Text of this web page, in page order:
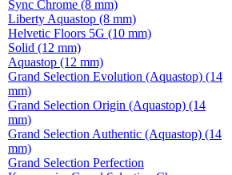
Sync Chrome (8 mm)
Liberty Aquastop (8 mm)
Helvetic Floors 5G (10 mm)
Solid (12 mm)
Aquastop (12 mm)
Grand Selection Evolution (Aquastop) (14
mm)
Grand Selection Origin (Aquastop) (14
mm)
Grand Selection Authentic (Aquastop) (14
mm)
Grand Selection Perfection